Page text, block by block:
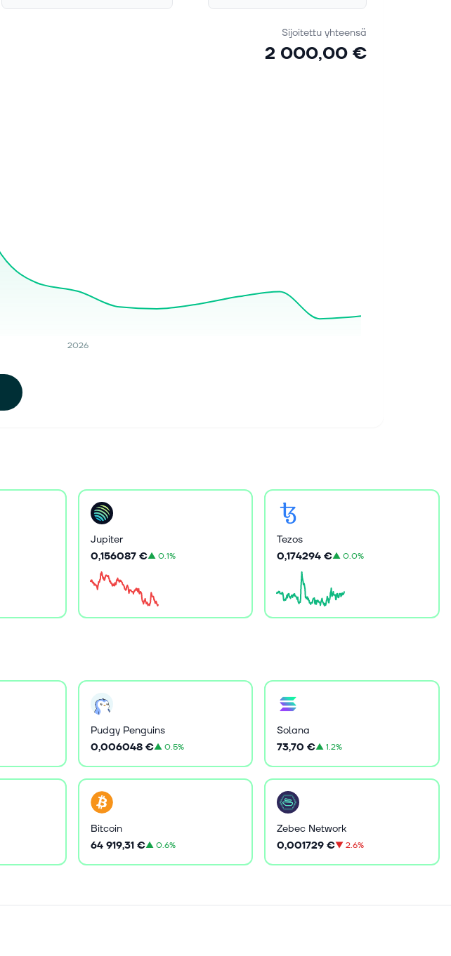
Sijoitettu yhteensä
2 000,00 €
2026
Jupiter
0,156087 €▲0.1%
Tezos
0,174294 €▲0.0%
Pudgy Penguins
0,006048 €▲0.5%
Solana
73,70 €▲1.2%
Bitcoin
64 919,31 €▲0.6%
Zebec Network
0,001729 €▼2.6%